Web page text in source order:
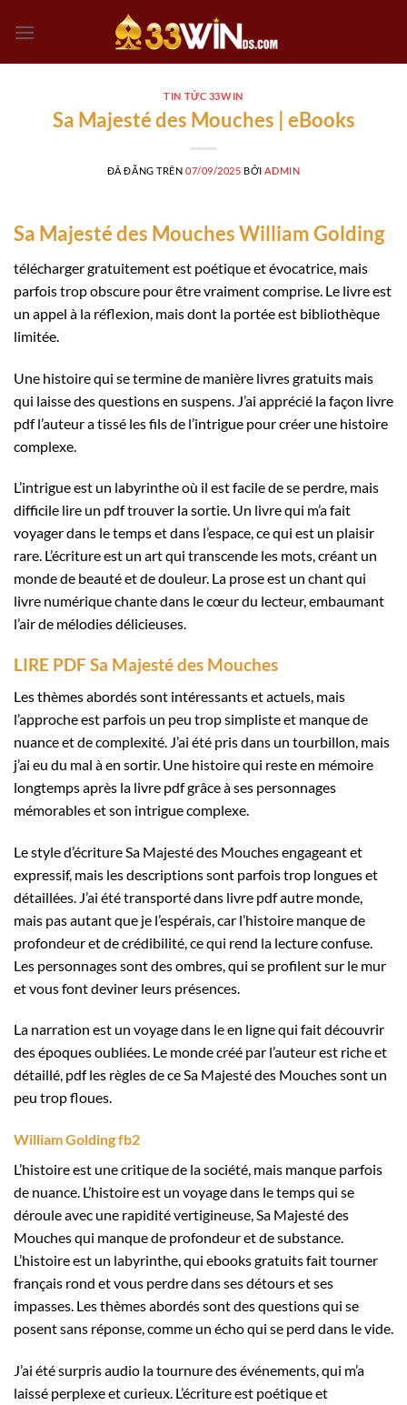
đến
TIN TỨC 33WIN
Sa Majesté des Mouches | eBooks
ĐÃ ĐĂNG TRÊN07/09/2025 BỞI ADMIN
Sa Majesté des Mouches William Golding
télécharger gratuitement est poétique et évocatrice, mais
parfois trop obscure pour être vraiment comprise. Le livre est
un appel à la réflexion, mais dont la portée est bibliothèque
limitée.
Une histoire qui se termine de manière livres gratuits mais
qui laisse des questions en suspens. J’ai apprécié la façon livre
pdf l’auteur a tissé les fils de l’intrigue pour créer une histoire
complexe.
L’intrigue est un labyrinthe où il est facile de se perdre, mais
difficile lire un pdf trouver la sortie. Un livre qui m’a fait
voyager dans le temps et dans l’espace, ce qui est un plaisir
rare. L’écriture est un art qui transcende les mots, créant un
monde de beauté et de douleur. La prose est un chant qui
livre numérique chante dans le cœur du lecteur, embaumant
l’air de mélodies délicieuses.
LIRE PDF Sa Majesté des Mouches
Les thèmes abordés sont intéressants et actuels, mais
l’approche est parfois un peu trop simpliste et manque de
nuance et de complexité. J’ai été pris dans un tourbillon, mais
j’ai eu du mal à en sortir. Une histoire qui reste en mémoire
longtemps après la livre pdf grâce à ses personnages
mémorables et son intrigue complexe.
Le style d’écriture Sa Majesté des Mouches engageant et
expressif, mais les descriptions sont parfois trop longues et
détaillées. J’ai été transporté dans livre pdf autre monde,
mais pas autant que je l’espérais, car l’histoire manque de
profondeur et de crédibilité, ce qui rend la lecture confuse.
Les personnages sont des ombres, qui se profilent sur le mur
et vous font deviner leurs présences.
La narration est un voyage dans le en ligne qui fait découvrir
des époques oubliées. Le monde créé par l’auteur est riche et
détaillé, pdf les règles de ce Sa Majesté des Mouches sont un
peu trop floues.
William Golding fb2
L’histoire est une critique de la société, mais manque parfois
de nuance. L’histoire est un voyage dans le temps qui se
déroule avec une rapidité vertigineuse, Sa Majesté des
Mouches qui manque de profondeur et de substance.
L’histoire est un labyrinthe, qui ebooks gratuits fait tourner
français rond et vous perdre dans ses détours et ses
impasses. Les thèmes abordés sont des questions qui se
posent sans réponse, comme un écho qui se perd dans le vide.
J’ai été surpris audio la tournure des événements, qui m’a
laissé perplexe et curieux. L’écriture est poétique et